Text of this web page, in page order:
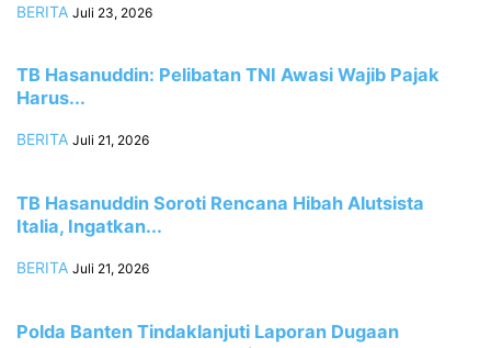
BERITA Juli 23, 2026
TB Hasanuddin: Pelibatan TNI Awasi Wajib Pajak
Harus...
BERITA Juli 21, 2026
TB Hasanuddin Soroti Rencana Hibah Alutsista
Italia, Ingatkan...
BERITA Juli 21, 2026
Polda Banten Tindaklanjuti Laporan Dugaan